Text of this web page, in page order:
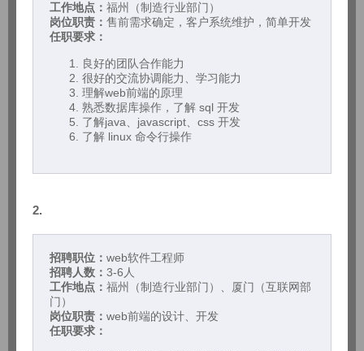
工作地点： 福州（制造行业部门）
岗位职责： 售前需求确定，客户系统维护，简单开发
任职要求：
良好的团队合作能力
很好的交流协调能力、学习能力
理解web前端的原理
熟悉数据库操作，了解 sql 开发
了解java、javascript、css 开发
了解 linux 命令行操作
2.
招聘职位： web软件工程师
招聘人数： 3-6人
工作地点： 福州（制造行业部门）、厦门（互联网部
门）
岗位职责： web前端的设计、开发
任职要求：